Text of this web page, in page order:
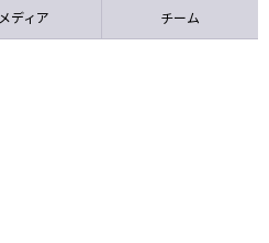
メディア チーム